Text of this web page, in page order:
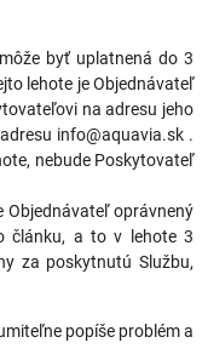
byť uplatnená do 3
lehote je Objednávateľ
na adresu jeho
info@aquavia.sk .
nebude Poskytovateľ
oprávnený
článku, a to v lehote 3
za poskytnutú Službu,
popíše problém a